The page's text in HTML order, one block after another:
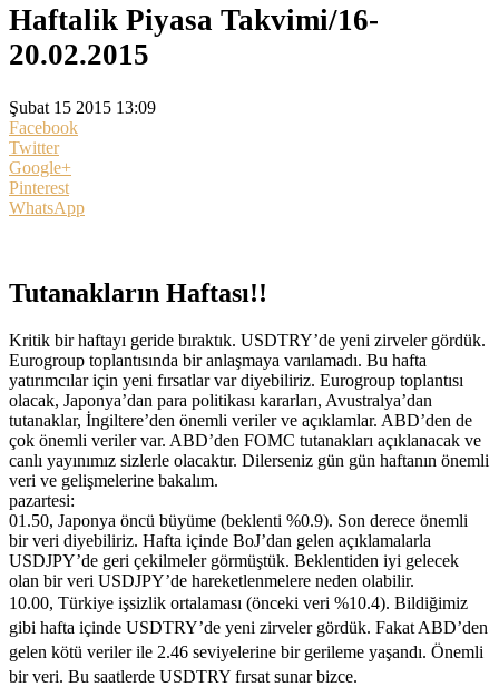
Haftalik Piyasa Takvimi/16-
20.02.2015
Şubat 15 2015 13:09
Facebook
Twitter
Google+
Pinterest
WhatsApp
Tutanakların Haftası!!
Kritik bir haftayı geride bıraktık. USDTRY’de yeni zirveler gördük.
Eurogroup toplantısında bir anlaşmaya varılamadı. Bu hafta
yatırımcılar için yeni fırsatlar var diyebiliriz. Eurogroup toplantısı
olacak, Japonya’dan para politikası kararları, Avustralya’dan
tutanaklar, İngiltere’den önemli veriler ve açıklamlar. ABD’den de
çok önemli veriler var. ABD’den FOMC tutanakları açıklanacak ve
canlı yayınımız sizlerle olacaktır. Dilerseniz gün gün haftanın önemli
veri ve gelişmelerine bakalım.
pazartesi:
01.50, Japonya öncü büyüme (beklenti %0.9). Son derece önemli
bir veri diyebiliriz. Hafta içinde BoJ’dan gelen açıklamalarla
USDJPY’de geri çekilmeler görmüştük. Beklentiden iyi gelecek
olan bir veri USDJPY’de hareketlenmelere neden olabilir.
10.00, Türkiye işsizlik ortalaması (önceki veri %10.4). Bildiğimiz
gibi hafta içinde USDTRY’de yeni zirveler gördük. Fakat ABD’den
gelen kötü veriler ile 2.46 seviyelerine bir gerileme yaşandı. Önemli
bir veri. Bu saatlerde USDTRY fırsat sunar bizce.